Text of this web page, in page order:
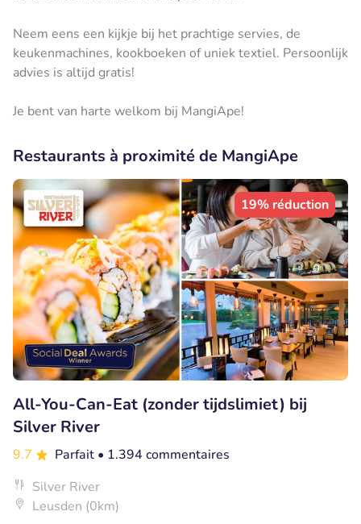
Neem eens een kijkje bij het prachtige servies, de
keukenmachines, kookboeken of uniek textiel. Persoonlijk
advies is altijd gratis!
Je bent van harte welkom bij MangiApe!
Restaurants à proximité de MangiApe
19% réduction
All-You-Can-Eat (zonder tijdslimiet) bij
Silver River
9.7 Parfait • 1.394 commentaires
Silver River
Leusden (0km)